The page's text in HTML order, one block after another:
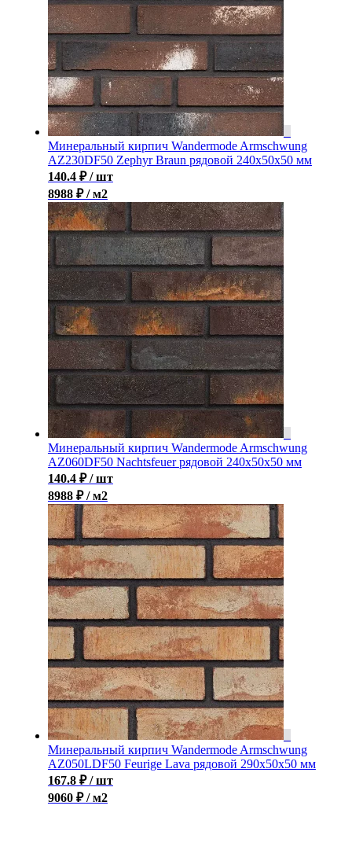
Минеральный кирпич Wandermode Armschwung
AZ230DF50 Zephyr Braun рядовой 240x50x50 мм
140.4 ₽ / шт
8988 ₽ / м2
Минеральный кирпич Wandermode Armschwung
AZ060DF50 Nachtsfeuer рядовой 240x50x50 мм
140.4 ₽ / шт
8988 ₽ / м2
Минеральный кирпич Wandermode Armschwung
AZ050LDF50 Feurige Lava рядовой 290x50x50 мм
167.8 ₽ / шт
9060 ₽ / м2